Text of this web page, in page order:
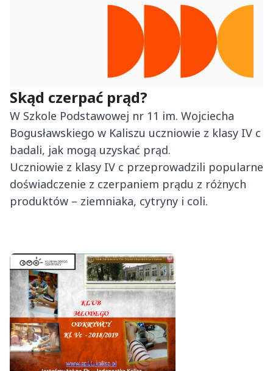
Skąd czerpać prąd?
W Szkole Podstawowej nr 11 im. Wojciecha
Bogusławskiego w Kaliszu uczniowie z klasy IV c
badali, jak mogą uzyskać prąd.
Uczniowie z klasy IV c przeprowadzili popularne
doświadczenie z czerpaniem prądu z różnych
produktów – ziemniaka, cytryny i coli.